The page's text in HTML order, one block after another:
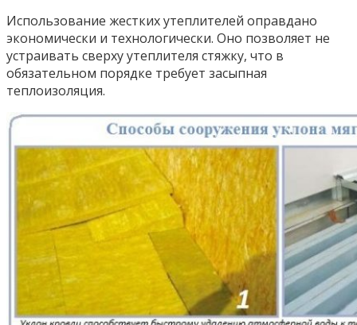
Использование жестких утеплителей оправдано
экономически и технологически. Оно позволяет не
устраивать сверху утеплителя стяжку, что в
обязательном порядке требует засыпная
теплоизоляция.